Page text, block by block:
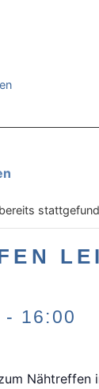
- 16:00
Nähtreffen